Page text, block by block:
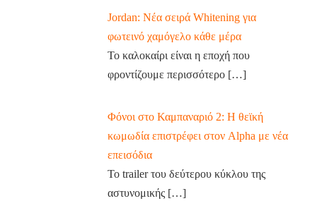
Jordan: Νέα σειρά Whitening για
φωτεινό χαμόγελο κάθε μέρα
Το καλοκαίρι είναι η εποχή που
φροντίζουμε περισσότερο […]
Φόνοι στο Καμπαναριό 2: Η θεϊκή
κωμωδία επιστρέφει στον Alpha με νέα
επεισόδια
Το trailer του δεύτερου κύκλου της
αστυνομικής […]